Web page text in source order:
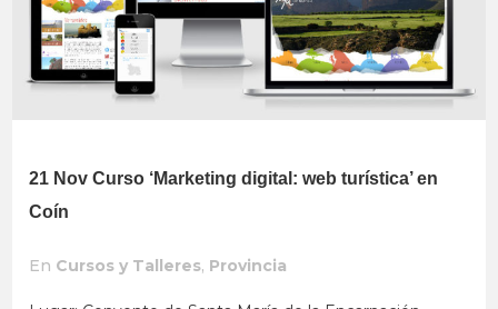
21 Nov Curso ‘Marketing digital: web turística’ en
Coín
En Cursos y Talleres, Provincia